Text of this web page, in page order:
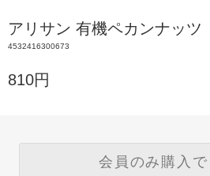
アリサン 有機ペカンナッツ
4532416300673
810円
会員のみ購入で